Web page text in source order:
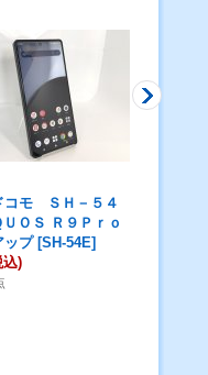
コモ ＳＨ－５４
ＯＳ Ｒ９Ｐｒｏ
ップ [SH-54E]
込)